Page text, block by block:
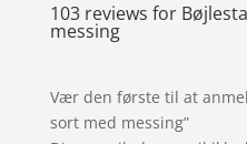
103 reviews for
messing
Vær den første til at
sort med messing”